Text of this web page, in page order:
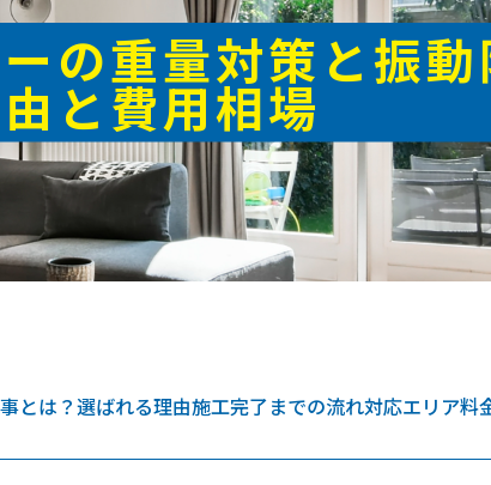
の重量対策と振
と費用相場
とは？選ばれる理由施工完了までの流れ対応エリア料